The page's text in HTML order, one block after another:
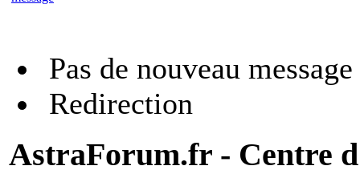
Pas de nouveau message
Redirection
AstraForum.fr - Centre